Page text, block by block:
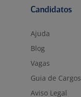
Candidatos
Ajuda
Blog
Vagas
Guia de Cargos
Aviso Legal